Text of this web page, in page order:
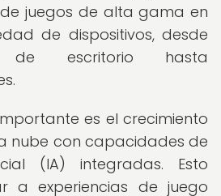
juegos de alta gama en
de dispositivos, desde
de escritorio hasta
es el crecimiento
nube con capacidades de
(IA) integradas. Esto
a experiencias de juego